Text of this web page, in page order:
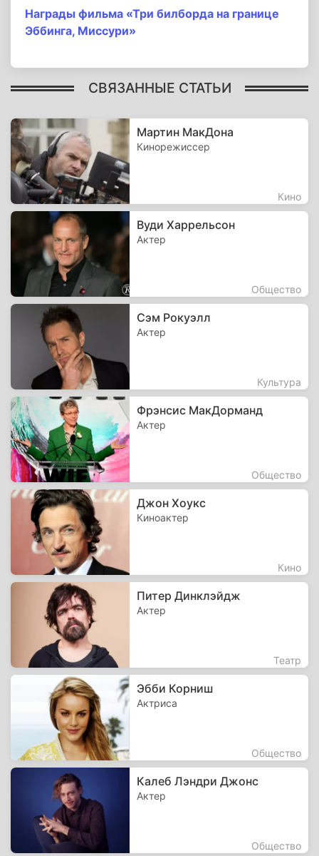
Награды фильма «Три билборда на границе
Эббинга, Миссури»
СВЯЗАННЫЕ СТАТЬИ
Мартин МакДона
Кинорежиссер
Кино
Вуди Харрельсон
Актер
Общество
Сэм Рокуэлл
Актер
Культура
Фрэнсис МакДорманд
Актер
Общество
Джон Хоукс
Киноактер
Кино
Питер Динклэйдж
Актер
Театр
Эбби Корниш
Актриса
Общество
Калеб Лэндри Джонс
Актер
Общество